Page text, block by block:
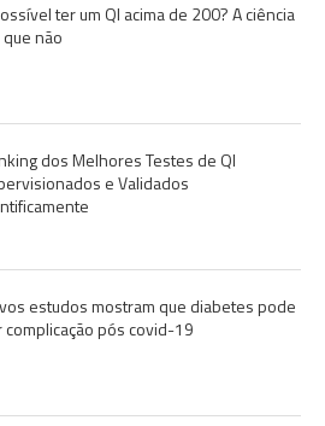
ter um QI acima de 200? A ciência
não
dos Melhores Testes de QI
e Validados
estudos mostram que diabetes pode
complicação pós covid-19